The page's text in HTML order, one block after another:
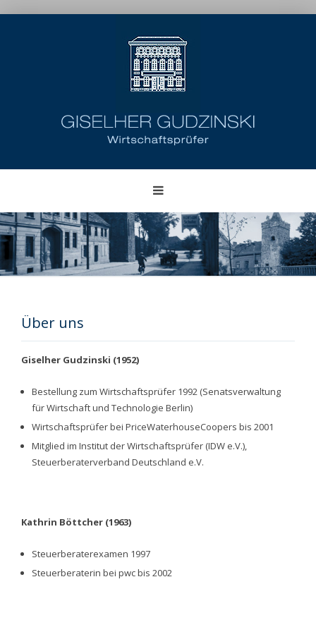
Über uns
Giselher Gudzinski (1952)
Bestellung zum Wirtschaftsprüfer 1992 (Senatsverwaltung
für Wirtschaft und Technologie Berlin)
Wirtschaftsprüfer bei PriceWaterhouseCoopers bis 2001
Mitglied im Institut der Wirtschaftsprüfer (IDW e.V.),
Steuerberaterverband Deutschland e.V.
Kathrin Böttcher (1963)
Steuerberaterexamen 1997
Steuerberaterin bei pwc bis 2002